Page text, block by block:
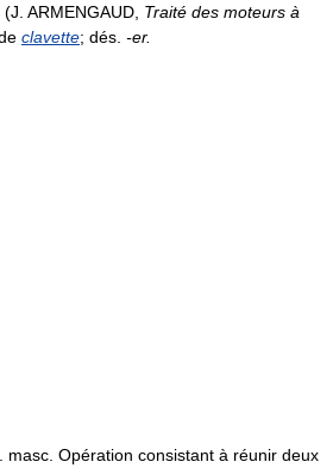
ARMENGAUD, Traité des moteurs à
clavette; dés. -er.
masc. Opération consistant à réunir deux